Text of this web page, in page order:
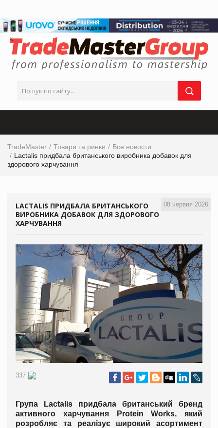
TradeMaster Товари та ринки
Все новости
Lactalis придбала британського виробника добавок для
здорового харчування
08 червня 2026
LACTALIS ПРИДБАЛА БРИТАНСЬКОГО
ВИРОБНИКА ДОБАВОК ДЛЯ ЗДОРОВОГО
ХАРЧУВАННЯ
337
Група Lactalis придбала британський бренд
активного харчування Protein Works, який
розробляє та реалізує широкий асортимент